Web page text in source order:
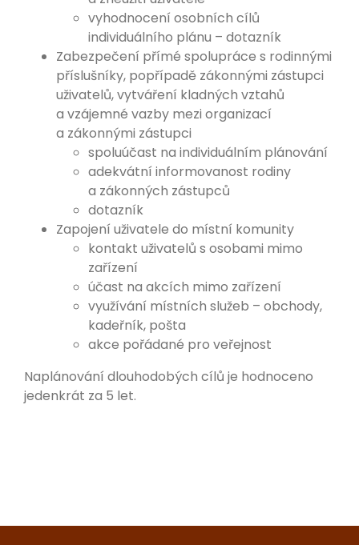
vyhodnocení osobních cílů
individuálního plánu – dotazník
Zabezpečení přímé spolupráce s rodinnými
příslušníky, popřípadě zákonnými zástupci
uživatelů, vytváření kladných vztahů
a vzájemné vazby mezi organizací
a zákonnými zástupci
spoluúčast na individuálním plánování
adekvátní informovanost rodiny
a zákonných zástupců
dotazník
Zapojení uživatele do místní komunity
kontakt uživatelů s osobami mimo
zařízení
účast na akcích mimo zařízení
využívání místních služeb – obchody,
kadeřník, pošta
akce pořádané pro veřejnost
Naplánování dlouhodobých cílů je hodnoceno
jedenkrát za 5 let.